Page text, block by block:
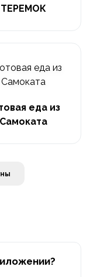
ТЕРЕМОК
еда из
Самоката